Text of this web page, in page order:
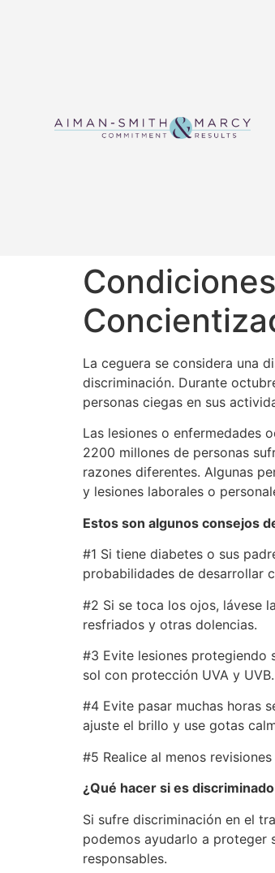
La ceguera se considera una
discriminación. Durante
personas ciegas en sus
Las lesiones o enfermedades
2200 millones de personas
razones diferentes. Algunas
y lesiones laborales o
Estos son algunos consejos
#1 Si tiene diabetes o sus
probabilidades de desarrollar
#2 Si se toca los ojos, lávese
resfriados y otras dolencias.
#3 Evite lesiones protegiendo
sol con protección UVA y UVB.
​#4 Evite pasar muchas horas
ajuste el brillo y use gotas
#5 Realice al menos
¿Qué hacer si es
Si sufre discriminación en el
podemos ayudarlo a proteger
responsables.